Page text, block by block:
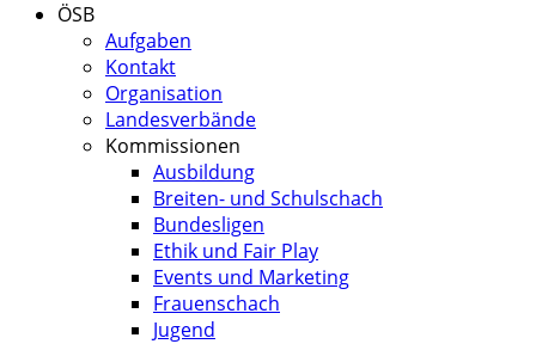
ÖSB
Aufgaben
Kontakt
Organisation
Landesverbände
Kommissionen
Ausbildung
Breiten- und Schulschach
Bundesligen
Ethik und Fair Play
Events und Marketing
Frauenschach
Jugend